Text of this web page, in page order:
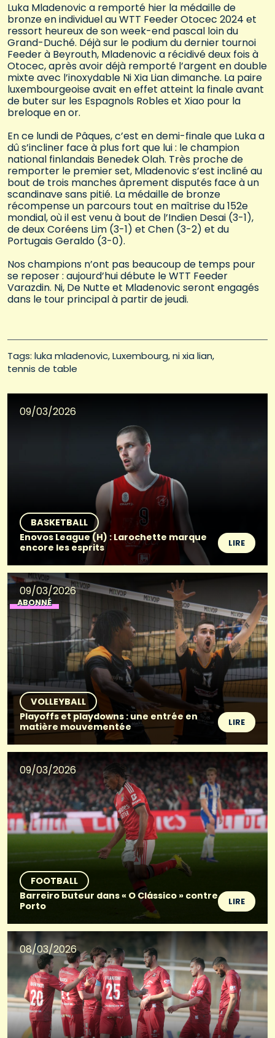
Luka Mladenovic a remporté hier la médaille de
bronze en individuel au WTT Feeder Otocec 2024 et
ressort heureux de son week-end pascal loin du
Grand-Duché. Déjà sur le podium du dernier tournoi
Feeder à Beyrouth, Mladenovic a récidivé deux fois à
Otocec, après avoir déjà remporté l’argent en double
mixte avec l’inoxydable Ni Xia Lian dimanche. La paire
luxembourgeoise avait en effet atteint la finale avant
de buter sur les Espagnols Robles et Xiao pour la
breloque en or.
En ce lundi de Pâques, c’est en demi-finale que Luka a
dû s’incliner face à plus fort que lui : le champion
national finlandais Benedek Olah. Très proche de
remporter le premier set, Mladenovic s’est incliné au
bout de trois manches âprement disputés face à un
scandinave sans pitié. La médaille de bronze
récompense un parcours tout en maîtrise du 152e
mondial, où il est venu à bout de l’Indien Desai (3-1),
de deux Coréens Lim (3-1) et Chen (3-2) et du
Portugais Geraldo (3-0).
Nos champions n’ont pas beaucoup de temps pour
se reposer : aujourd’hui débute le WTT Feeder
Varazdin. Ni, De Nutte et Mladenovic seront engagés
dans le tour principal à partir de jeudi.
Tags: luka mladenovic Luxembourg ni xia lian
tennis de table
09/03/2026
BASKETBALL
Enovos League (H) : Larochette marque
encore les esprits
LIRE
09/03/2026
ABONNÉ
VOLLEYBALL
Playoffs et playdowns : une entrée en
matière mouvementée
LIRE
09/03/2026
FOOTBALL
Barreiro buteur dans « O Clássico » contre
Porto
LIRE
08/03/2026